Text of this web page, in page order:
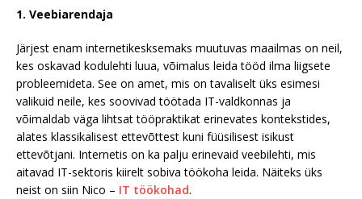
1. Veebiarendaja
Järjest enam internetikesksemaks muutuvas maailmas on neil,
kes oskavad kodulehti luua, võimalus leida tööd ilma liigsete
probleemideta. See on amet, mis on tavaliselt üks esimesi
valikuid neile, kes soovivad töötada IT-valdkonnas ja
võimaldab väga lihtsat tööpraktikat erinevates kontekstides,
alates klassikalisest ettevõttest kuni füüsilisest isikust
ettevõtjani. Internetis on ka palju erinevaid veebilehti, mis
aitavad IT-sektoris kiirelt sobiva töökoha leida. Näiteks üks
neist on siin Nico – IT töökohad.